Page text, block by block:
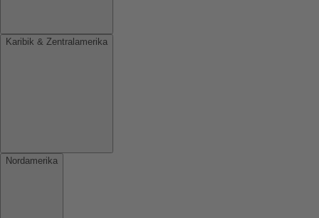
Karibik & Zentralamerika
Nordamerika